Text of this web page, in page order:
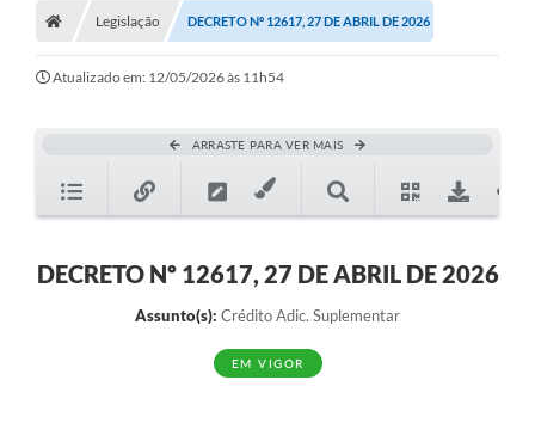
Legislação DECRETO Nº 12617, 27 DE ABRIL DE 2026
Atualizado em: 12/05/2026 às 11h54
ARRASTE PARA VER MAIS
DECRETO Nº 12617, 27 DE ABRIL DE 2026
Assunto(s): Crédito Adic. Suplementar
EM VIGOR